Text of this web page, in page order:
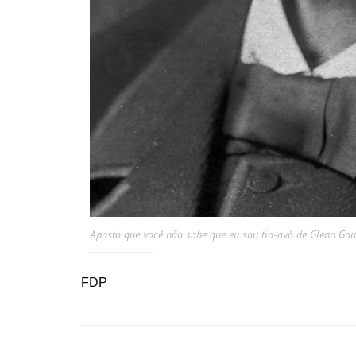
Aposto que você não sabe que eu sou tio-avô de Glenn
FDP